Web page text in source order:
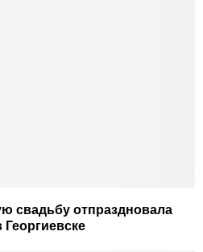
свадьбу отпраздновала